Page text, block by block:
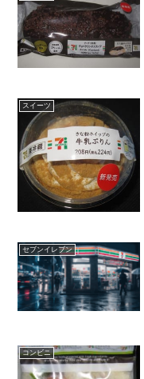
スイーツ
セブンイレブン
コンビニ